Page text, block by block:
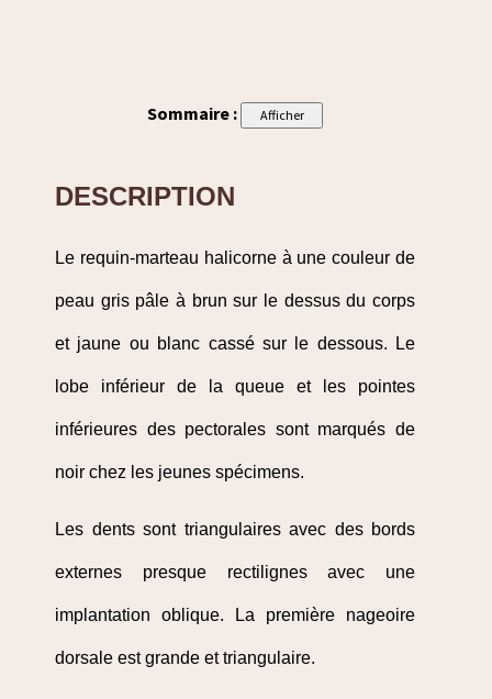
Sommaire :
DESCRIPTION
Le requin-marteau halicorne à une couleur de
peau gris pâle à brun sur le dessus du corps
et jaune ou blanc cassé sur le dessous. Le
lobe inférieur de la queue et les pointes
inférieures des pectorales sont marqués de
noir chez les jeunes spécimens.
Les dents sont triangulaires avec des bords
externes presque rectilignes avec une
implantation oblique. La première nageoire
dorsale est grande et triangulaire.